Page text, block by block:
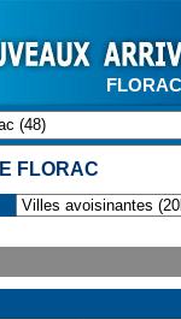
FLORAC